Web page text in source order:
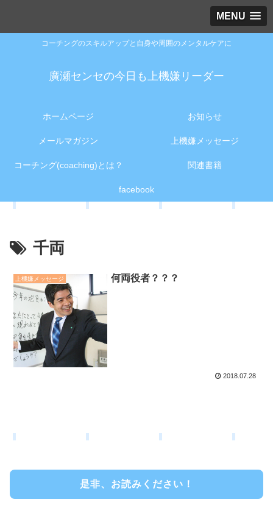
MENU
コーチングのスキルアップと自身や周囲のメンタルケアに
廣瀬センセの今日も上機嫌リーダー
ホームページ お知らせ
メールマガジン 上機嫌メッセージ
コーチング(coaching)とは？ 関連書籍
facebook
千両
上機嫌メッセージ 何両役者？？？
2018.07.28
是非、お読みください！